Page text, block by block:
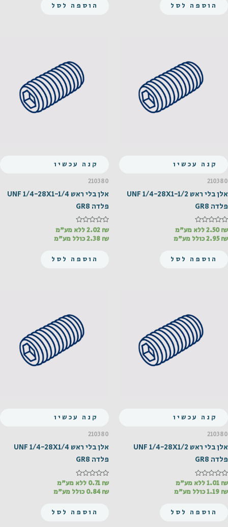
הוספה לסל הוספה לסל
קנה עכשיו
210380
אלן בלי ראש UNF 1/4-28X1-1/2
פלדה GR8
דורג
מתוך
2.50₪
ללא מע"מ
2.95₪ כולל מע"מ
הוספה לסל
קנה עכשיו
210380
אלן בלי ראש UNF 1/4-28X1-1/4
פלדה GR8
דורג
מתוך
2.02 ₪
ללא מע"מ
2.38 ₪ כולל מע"מ
הוספה לסל
קנה עכשיו
210380
אלן בלי ראש UNF 1/4-28X1/2
פלדה GR8
דורג
מתוך
1.01 ₪
ללא מע"מ
1.19 ₪ כולל מע"מ
הוספה לסל
קנה עכשיו
210380
אלן בלי ראש UNF 1/4-28X1/4
פלדה GR8
דורג
מתוך
0.71 ₪
ללא מע"מ
0.84₪ כולל מע"מ
הוספה לסל